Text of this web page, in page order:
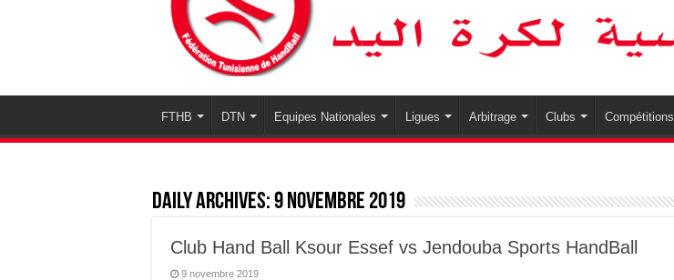
FTHB DTN Equipes Nationales Ligues Arbitrage Clubs Compétitions
Daily Archives:9 novembre 2019
Club Hand Ball Ksour Essef vs Jendouba Sports HandBall
9 novembre 2019